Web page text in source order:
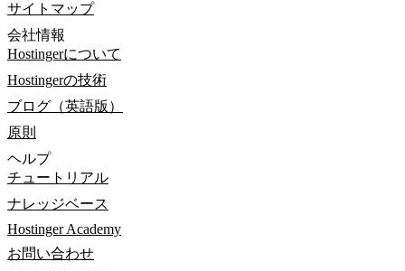
サイトマップ
会社情報
Hostingerについて
Hostingerの技術
ブログ（英語版）
原則
ヘルプ
チュートリアル
ナレッジベース
Hostinger Academy
お問い合わせ